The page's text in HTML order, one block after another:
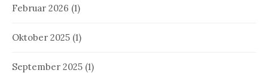
Februar 2026 (1)
Oktober 2025 (1)
September 2025 (1)